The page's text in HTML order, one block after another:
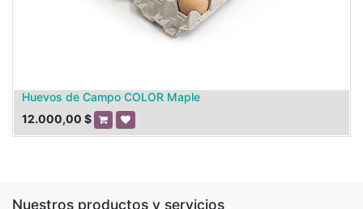
Huevos de Campo COLOR Maple
12.000,00 $
Nuestros productos y servicios